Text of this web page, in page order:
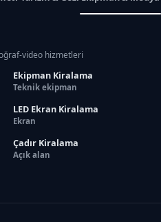
video hizmetleri
Ekipman Kiralama
Teknik ekipman
LED Ekran Kiralama
Ekran
Çadır Kiralama
Açık alan